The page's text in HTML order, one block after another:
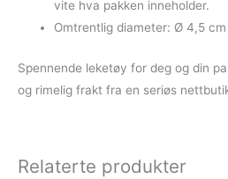
vite hva pakken inneholder.
Omtrentlig diameter: Ø 4,5 cm
Spennende leketøy for deg og din
og rimelig frakt fra en seriøs
Relaterte produkter